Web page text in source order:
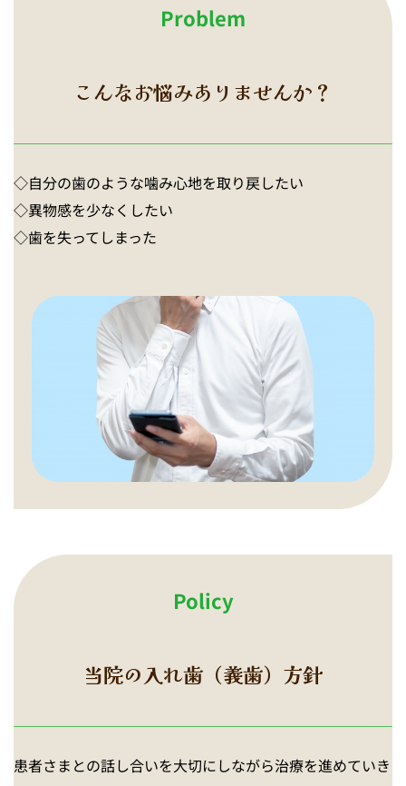
Problem
こんなお悩みありませんか？
◇自分の歯のような噛み心地を取り戻したい
◇異物感を少なくしたい
◇歯を失ってしまった
Policy
当院の入れ歯（義歯）方針
患者さまとの話し合いを大切にしながら治療を進めていき